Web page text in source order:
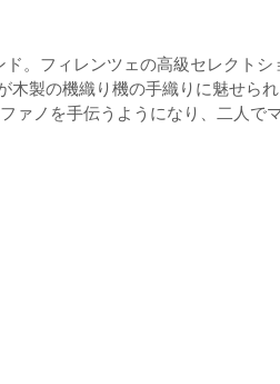
。フィレンツェの高級セレクトシ
製の機織り機の手織りに魅せられ
ァノを手伝うようになり、二人で